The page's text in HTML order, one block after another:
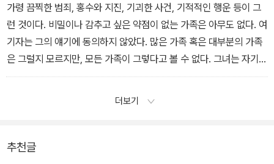
가령 끔찍한 범죄, 홍수와 지진, 기괴한 사건, 기적적인 행운 등이 그
런 것이다. 비밀이나 감추고 싶은 약점이 없는 가족은 아무도 없다. 여
기자는 그의 얘기에 동의하지 않았다. 많은 가족 혹은 대부분의 가족
은 그럴지 모르지만, 모든 가족이 그렇다고 볼 수 없다. 그녀는 자기
가족의 사례를 들면서 단 한번도 기이한 사건, 혹은 예외적 사건이 벌
-167쪽
더보기
추천글